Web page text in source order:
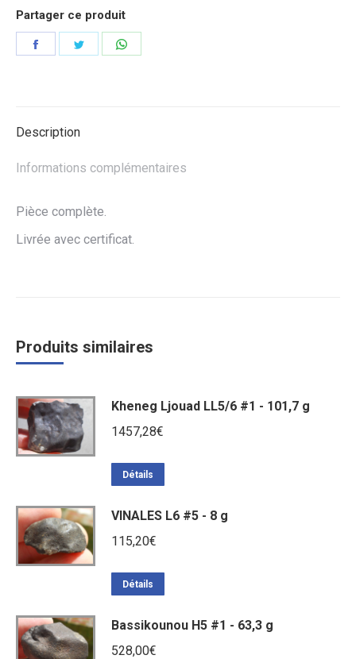
Partager ce produit
Partager Partager
Description
Informations complémentaires
Pièce complète.
Livrée avec certificat.
Produits similaires
Kheneg Ljouad LL5/6 #1 - 101,7 g
1457,28€
Détails
VINALES L6 #5 - 8 g
115,20€
Détails
Bassikounou H5 #1 - 63,3 g
528,00€